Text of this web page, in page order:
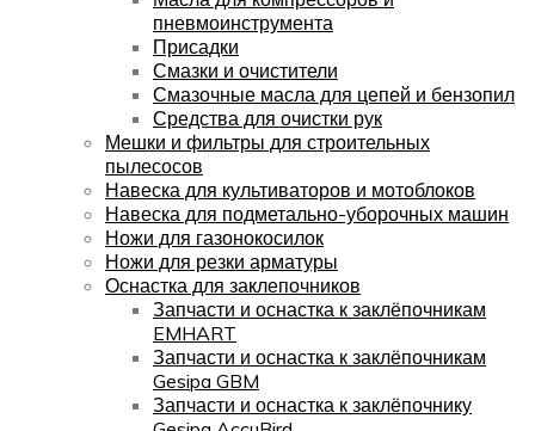
пневмоинструмента
Присадки
Смазки и очистители
Смазочные масла для цепей и бензопил
Средства для очистки рук
Мешки и фильтры для строительных
пылесосов
Навеска для культиваторов и мотоблоков
Навеска для подметально-уборочных машин
Ножи для газонокосилок
Ножи для резки арматуры
Оснастка для заклепочников
Запчасти и оснастка к заклёпочникам
EMHART
Запчасти и оснастка к заклёпочникам
Gesipa GBM
Запчасти и оснастка к заклёпочнику